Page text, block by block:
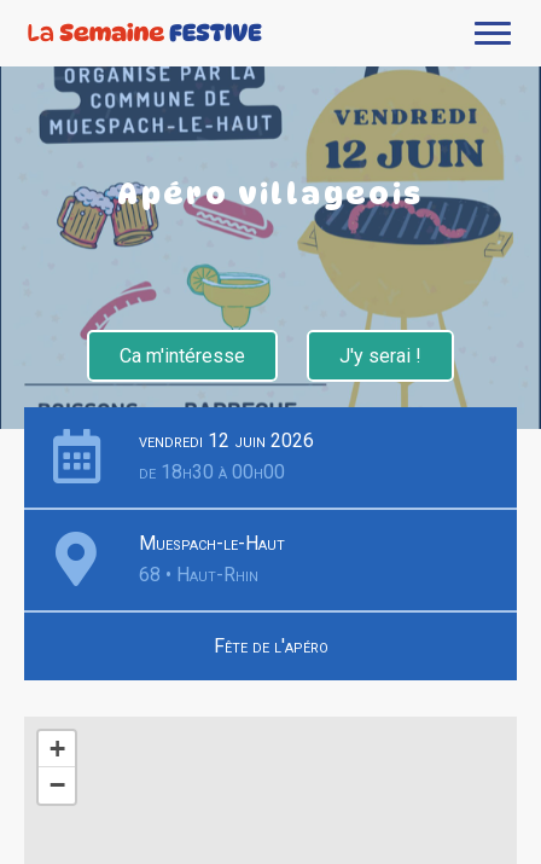
Apéro villageois
Ca m'intéresse J'y serai !
vendredi 12 juin 2026
de 18h30 à 00h00
Muespach-le-Haut
68 • Haut-Rhin
Fête de l'apéro
+
−